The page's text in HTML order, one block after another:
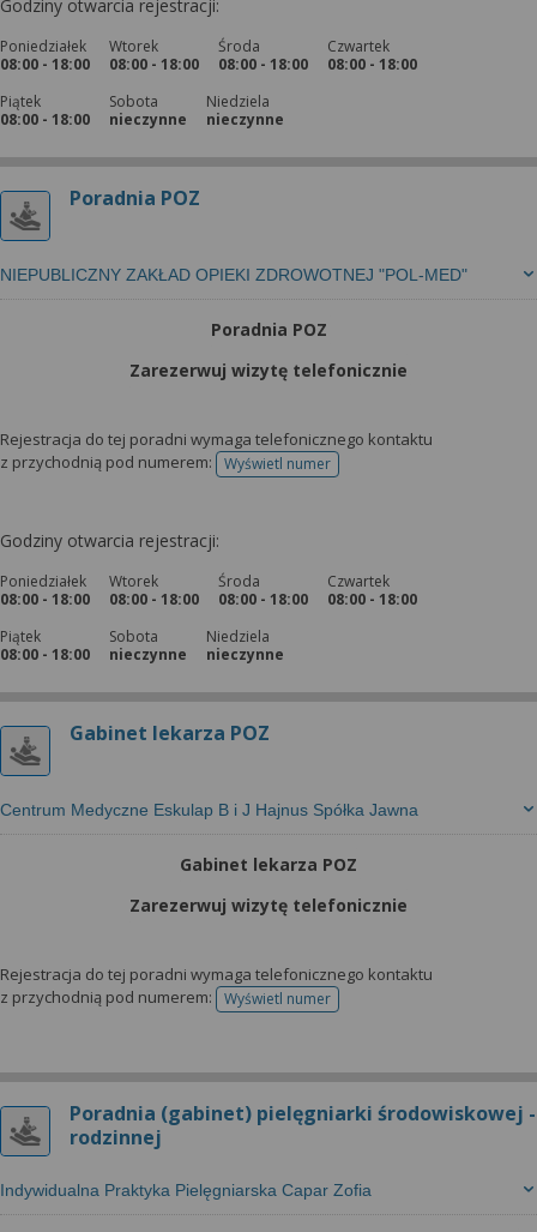
Godziny otwarcia rejestracji:
Poniedziałek
08:00 - 18:00
Wtorek
08:00 - 18:00
Środa
08:00 - 18:00
Czwartek
08:00 - 18:00
Piątek
08:00 - 18:00
Sobota
nieczynne
Niedziela
nieczynne
Poradnia POZ
NIEPUBLICZNY ZAKŁAD OPIEKI ZDROWOTNEJ "POL-MED"
Poradnia POZ
Zarezerwuj wizytę telefonicznie
Rejestracja do tej poradni wymaga telefonicznego kontaktu
z przychodnią pod numerem:
Wyświetl numertelefonu do rejestracji
Godziny otwarcia rejestracji:
Poniedziałek
08:00 - 18:00
Wtorek
08:00 - 18:00
Środa
08:00 - 18:00
Czwartek
08:00 - 18:00
Piątek
08:00 - 18:00
Sobota
nieczynne
Niedziela
nieczynne
Gabinet lekarza POZ
Centrum Medyczne Eskulap B i J Hajnus Spółka Jawna
Gabinet lekarza POZ
Zarezerwuj wizytę telefonicznie
Rejestracja do tej poradni wymaga telefonicznego kontaktu
z przychodnią pod numerem:
Wyświetl numertelefonu do rejestracji
Poradnia (gabinet) pielęgniarki środowiskowej -
rodzinnej
Indywidualna Praktyka Pielęgniarska Capar Zofia